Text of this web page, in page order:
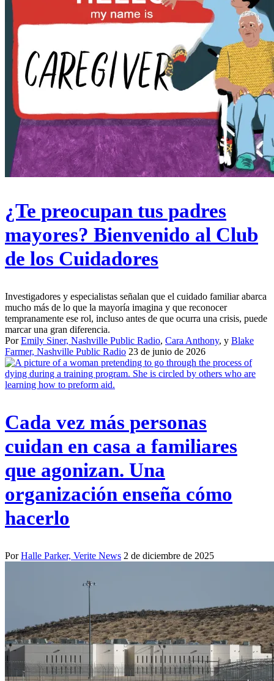
¿Te preocupan tus padres
mayores? Bienvenido al Club
de los Cuidadores
Investigadores y especialistas señalan que el cuidado familiar abarca
mucho más de lo que la mayoría imagina y que reconocer
tempranamente ese rol, incluso antes de que ocurra una crisis, puede
marcar una gran diferencia.
PorEmily Siner, Nashville Public Radio, Cara Anthony, y Blake
Farmer, Nashville Public Radio 23 de junio de 2026
Cada vez más personas
cuidan en casa a familiares
que agonizan. Una
organización enseña cómo
hacerlo
PorHalle Parker, Verite News 2 de diciembre de 2025